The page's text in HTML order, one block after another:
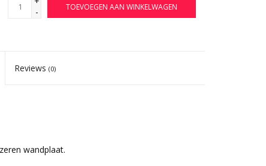
-
TOEVOEGEN AAN WINKELWAGEN
Reviews(0)
wandplaat.